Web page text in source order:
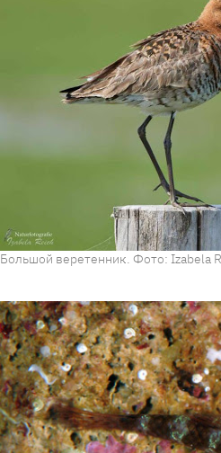
Большой веретенник. Фото: Izabela